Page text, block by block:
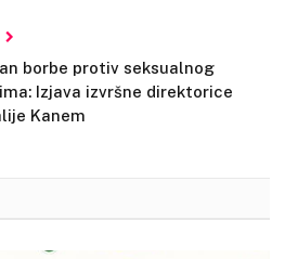
borbe protiv seksualnog
Izjava izvršne direktorice
Kanem